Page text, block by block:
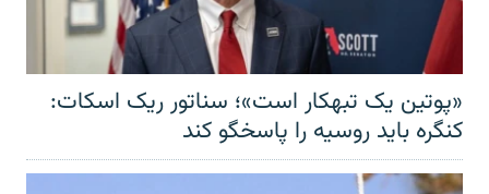
«پوتین یک تبهکار است»؛ سناتور ریک اسکات:
کنگره باید روسیه را پاسخگو کند